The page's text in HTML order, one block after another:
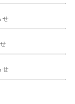
せ
せ